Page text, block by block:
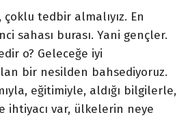
tedbir almalıyız. En
sahası burası. Yani gençler.
o? Geleceğe iyi
bir nesilden bahsediyoruz.
eğitimiyle, aldığı bilgilerle,
ihtiyacı var, ülkelerin neye